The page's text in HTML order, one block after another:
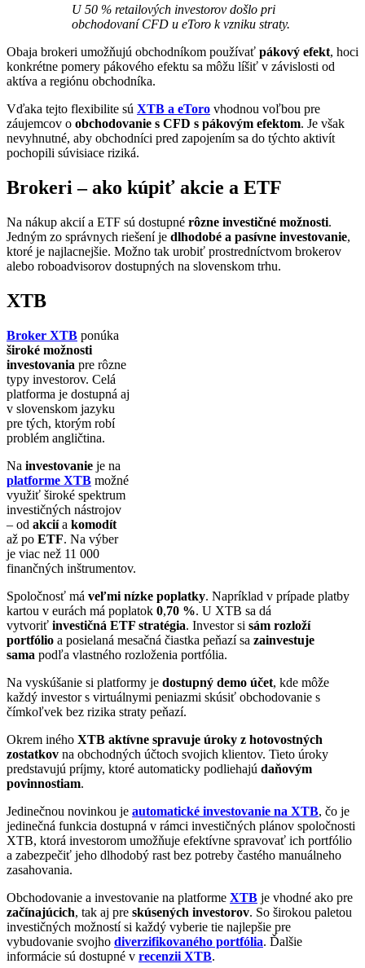
U 50 % retailových investorov došlo pri
obchodovaní CFD u eToro k vzniku straty.
Obaja brokeri umožňujú obchodníkom používať pákový efekt, hoci
konkrétne pomery pákového efektu sa môžu líšiť v závislosti od
aktíva a regiónu obchodníka.
Vďaka tejto flexibilite sú XTB a eToro vhodnou voľbou pre
záujemcov o obchodovanie s CFD s pákovým efektom. Je však
nevyhnutné, aby obchodníci pred zapojením sa do týchto aktivít
pochopili súvisiace riziká.
Brokeri – ako kúpiť akcie a ETF
Na nákup akcií a ETF sú dostupné rôzne investičné možnosti.
Jedným zo správnych riešení je dlhodobé a pasívne investovanie,
ktoré je najlacnejšie. Možno tak urobiť prostredníctvom brokerov
alebo roboadvisorov dostupných na slovenskom trhu.
XTB
Broker XTB ponúka
široké možnosti
investovania pre rôzne
typy investorov. Celá
platforma je dostupná aj
v slovenskom jazyku
pre tých, ktorým robí
problém angličtina.
Na investovanie je na
platforme XTB možné
využiť široké spektrum
investičných nástrojov
– od akciía komodít
až po ETF. Na výber
je viac než 11 000
finančných inštrumentov.
Spoločnosť má veľmi nízke poplatky. Napríklad v prípade platby
kartou v eurách má poplatok 0,70 %. U XTB sa dá
vytvoriť investičná ETF stratégia. Investor si sám rozloží
portfólio a posielaná mesačná čiastka peňazí sa zainvestuje
sama podľa vlastného rozloženia portfólia.
Na vyskúšanie si platformy je dostupný demo účet, kde môže
každý investor s virtuálnymi peniazmi skúsiť obchodovanie s
čímkoľvek bez rizika straty peňazí.
Okrem iného XTB aktívne spravuje úroky z hotovostných
zostatkov na obchodných účtoch svojich klientov. Tieto úroky
predstavujú príjmy, ktoré automaticky podliehajú daňovým
povinnostiam.
Jedinečnou novinkou je automatické investovanie na XTB, čo je
jedinečná funkcia dostupná v rámci investičných plánov spoločnosti
XTB, ktorá investorom umožňuje efektívne spravovať ich portfólio
a zabezpečiť jeho dlhodobý rast bez potreby častého manuálneho
zasahovania.
Obchodovanie a investovanie na platforme XTB je vhodné ako pre
začínajúcich, tak aj pre skúsených investorov. So širokou paletou
investičných možností si každý vyberie tie najlepšie pre
vybudovanie svojho diverzifikovaného portfólia. Ďalšie
informácie sú dostupné v recenzii XTB.